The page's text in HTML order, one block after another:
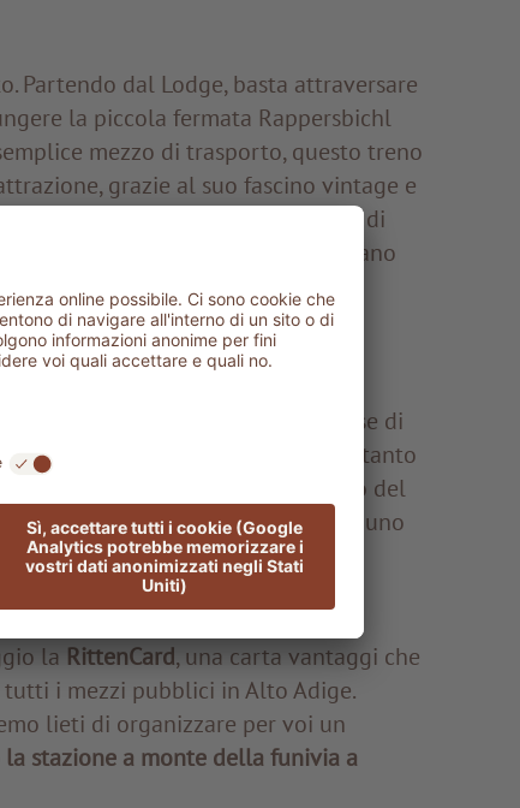
Partendo dal Lodge, basta attraversare
la piccola fermata Rappersbichl
mezzo di trasporto, questo treno
grazie al suo fascino vintage e
il percorso. Inoltre permette di
Dalle varie fermate si snodano
passeggiate o vivere
centro storico di Bolzano, vi
, che fluttuando sopra distese di
al centro del capoluogo. Altrettanto
sale a 2.070 metri di quota. Il Corno del
che dagli altoatesini, perché offre uno
a una vasta scelta di percorsi
sci in inverno.
la RittenCard, una carta vantaggi che
i mezzi pubblici in Alto Adige.
lieti di organizzare per voi un
stazione a monte della funivia a